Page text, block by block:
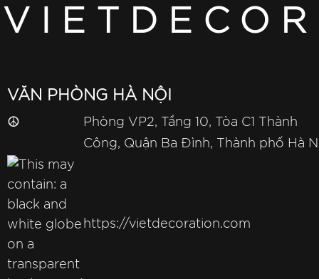
VIETDECOR
VĂN PHÒNG HÀ NỘI
☮
Phòng VP2, Tầng 10, Tòa C1 Thành
Công, Quận Ba Đình, Thành phố Hà
https://vietdecoration.com